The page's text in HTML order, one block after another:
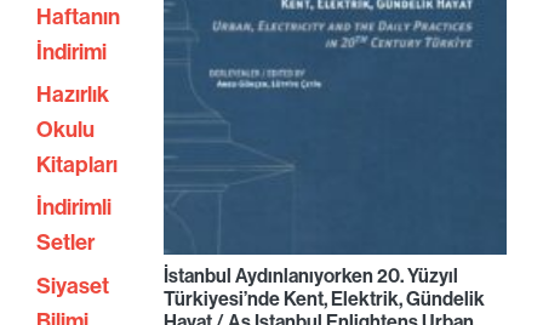
Haftanın
İndirimi
Hazırlık
Okulu
Kitapları
İndirimli
Setler
Siyaset
İstanbul Aydınlanıyorken 20. Yüzyıl
Türkiyesi’nde Kent, Elektrik, Gündelik